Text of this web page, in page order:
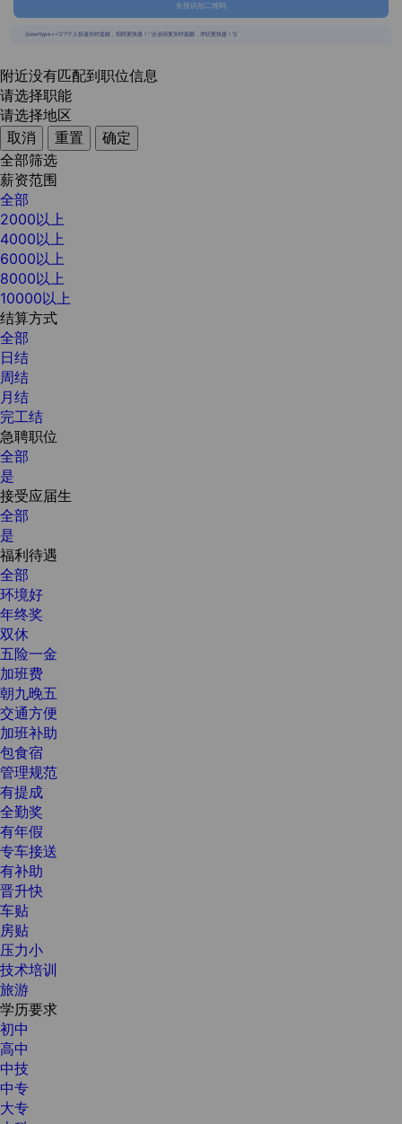
长按识别二维码
{{usertype=='2'?'个人投递实时提醒，招聘更快捷！':'企业回复实时提醒，求职更快捷！'}}
附近没有匹配到职位信息
请选择职能
请选择地区
取消
重置
确定
全部筛选
薪资范围
全部
2000以上
4000以上
6000以上
8000以上
10000以上
结算方式
全部
日结
周结
月结
完工结
急聘职位
全部
是
接受应届生
全部
是
福利待遇
全部
环境好
年终奖
双休
五险一金
加班费
朝九晚五
交通方便
加班补助
包食宿
管理规范
有提成
全勤奖
有年假
专车接送
有补助
晋升快
车贴
房贴
压力小
技术培训
旅游
学历要求
初中
高中
中技
中专
大专